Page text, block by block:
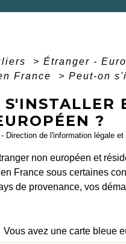
> Étranger -
France
> Peut-on
S'INSTALLER
?
Direction de l'information légale
non européen et
France sous certaines
de provenance, vos
Vous avez une carte bleue